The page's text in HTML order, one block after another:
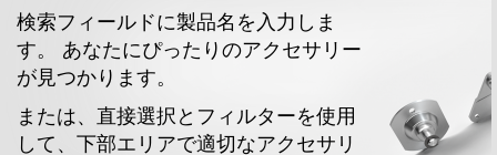
検索フィールドに製品名を入力しま
す。 あなたにぴったりのアクセサリー
が見つかります。
または、直接選択とフィルターを使用
して、下部エリアで適切なアクセサリ